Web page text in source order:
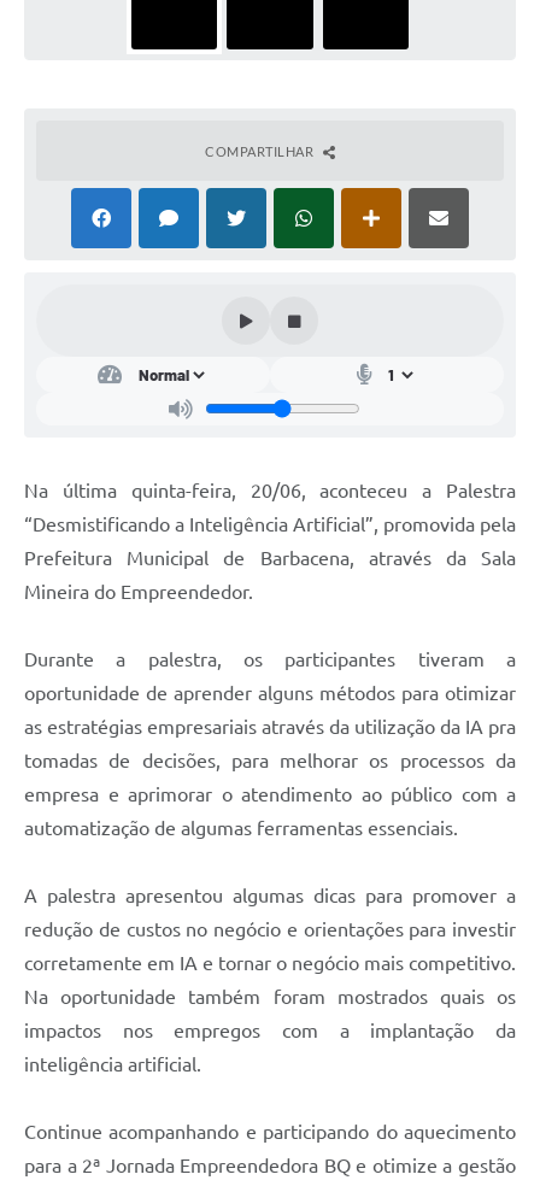
3º Jornada Empreendedora BQ
Festival Gastronômico
Emprega Barbacena
Carta de Serviços
Telefones Úteis
COMPARTILHAR
Na última quinta-feira, 20/06, aconteceu a Palestra
“Desmistificando a Inteligência Artificial”, promovida pela
Prefeitura Municipal de Barbacena, através da Sala
Mineira do Empreendedor.
Durante a palestra, os participantes tiveram a
oportunidade de aprender alguns métodos para otimizar
as estratégias empresariais através da utilização da IA pra
tomadas de decisões, para melhorar os processos da
empresa e aprimorar o atendimento ao público com a
automatização de algumas ferramentas essenciais.
A palestra apresentou algumas dicas para promover a
redução de custos no negócio e orientações para investir
corretamente em IA e tornar o negócio mais competitivo.
Na oportunidade também foram mostrados quais os
impactos nos empregos com a implantação da
inteligência artificial.
Continue acompanhando e participando do aquecimento
para a 2ª Jornada Empreendedora BQ e otimize a gestão